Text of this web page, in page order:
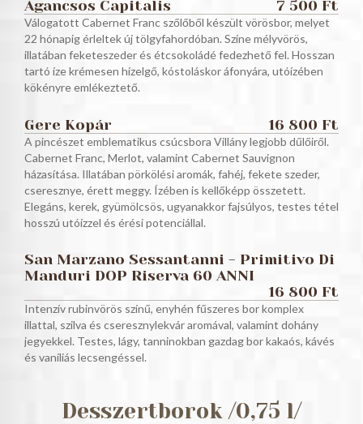
Agancsos Capitalis 7 500 Ft
Válogatott Cabernet Franc szőlőből készült vörösbor, melyet
22 hónapig érleltek új tölgyfahordóban. Színe mélyvörös,
illatában feketeszeder és étcsokoládé fedezhető fel. Hosszan
tartó íze krémesen hízelgő, kóstoláskor áfonyára, utóízében
kökényre emlékeztető.
Gere Kopár 16 800 Ft
A pincészet emblematikus csúcsbora Villány legjobb dűlőiről.
Cabernet Franc, Merlot, valamint Cabernet Sauvignon
házasítása. Illatában pörkölési aromák, fahéj, fekete szeder,
cseresznye, érett meggy. Ízében is kellőképp összetett.
Elegáns, kerek, gyümölcsös, ugyanakkor fajsúlyos, testes tétel
hosszú utóízzel és érési potenciállal.
San Marzano Sessantanni - Primitivo Di
Manduri DOP Riserva 60 ANNI
16 800 Ft
Intenzív rubinvörös színű, enyhén fűszeres bor komplex
illattal, szilva és cseresznylekvár aromával, valamint dohány
jegyekkel. Testes, lágy, tanninokban gazdag bor kakaós, kávés
és vaníliás lecsengéssel.
Desszertborok /0,75 l/